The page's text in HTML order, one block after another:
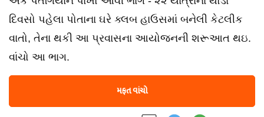
દિવસો પહેલા પોતાના ઘરે ક્લબ હાઉસમાં બનેલી કેટલીક
વાતો, તેના થકી આ પ્રવાસના આયોજનની શરૂઆત થઇ.
વાંચો આ ભાગ.
મફત વાંચો